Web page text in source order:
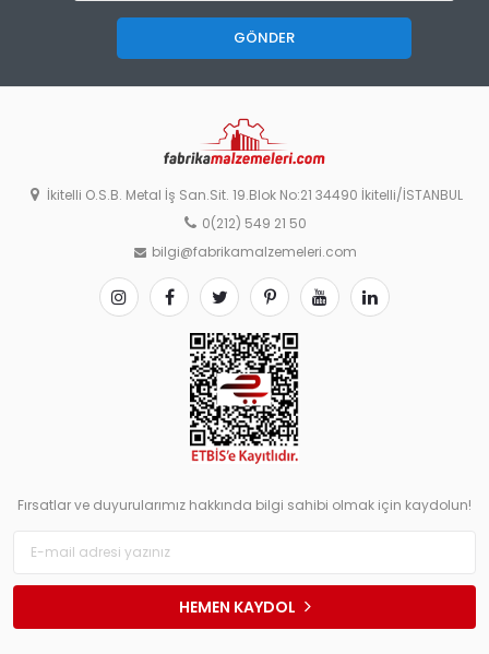
GÖNDER
İkitelli O.S.B. Metal İş San.Sit. 19.Blok No:21 34490 İkitelli/İSTANBUL
0(212) 549 21 50
bilgi@fabrikamalzemeleri.com
Fırsatlar ve duyurularımız hakkında bilgi sahibi olmak için kaydolun!
HEMEN KAYDOL